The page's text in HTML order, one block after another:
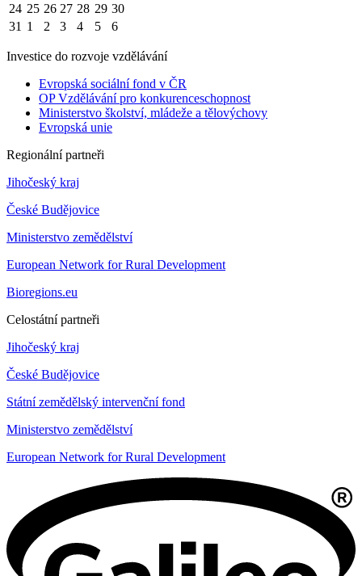
24 25 26 27 28 29 30
31 1 2 3 4 5 6
Investice do rozvoje vzdělávání
Evropská sociální fond v ČR
OP Vzdělávání pro konkurenceschopnost
Ministerstvo školství, mládeže a tělovýchovy
Evropská unie
Regionální partneři
Jihočeský kraj
České Budějovice
Ministerstvo zemědělství
European Network for Rural Development
Bioregions.eu
Celostátní partneři
Jihočeský kraj
České Budějovice
Státní zemědělský intervenční fond
Ministerstvo zemědělství
European Network for Rural Development